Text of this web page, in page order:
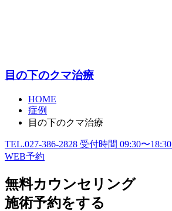
目の下のクマ治療
HOME
症例
目の下のクマ治療
TEL.027-386-2828 受付時間 09:30〜18:30
WEB予約
無料カウンセリング
施術予約をする